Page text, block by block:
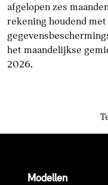
afgelopen zes
rekening houdend
het maandelijkse
2026.
Modellen